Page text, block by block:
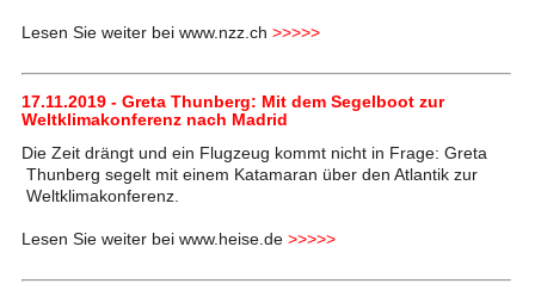
Lesen Sie weiter bei www.nzz.ch >>>>>
17.11.2019 - Greta Thunberg: Mit dem Segelboot zur
Weltklimakonferenz nach Madrid
Die Zeit drängt und ein Flugzeug kommt nicht in Frage: Greta
Thunberg segelt mit einem Katamaran über den Atlantik zur
Weltklimakonferenz.
Lesen Sie weiter bei www.heise.de >>>>>